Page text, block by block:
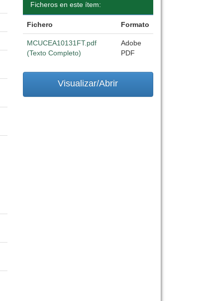
Ficheros en este ítem:
Fichero Formato
MCUCEA10131FT.pdf
(Texto Completo)
Adobe
PDF
Visualizar/Abrir